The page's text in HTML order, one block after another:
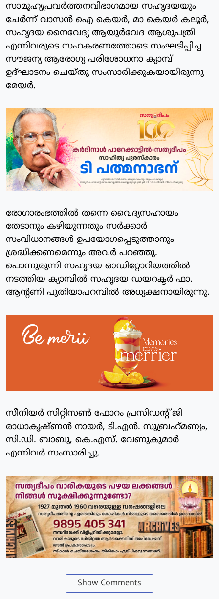
സാമൂഹ്യപ്രവർത്തനവിഭാഗമായ സഹൃദയയും
ചേർന്ന് വാസൻ ഐ കെയർ, മാ കെയർ കലൂർ,
സഹൃദയ നൈവേദ്യ ആയുർവേദ ആശുപത്രി
എന്നിവരുടെ സഹകരണത്തോടെ സംഘടിപ്പിച്ച
സൗജന്യ ആരോഗ്യ പരിശോധനാ ക്യാമ്പ്
ഉദ്ഘാടനം ചെയ്തു സംസാരിക്കുകയായിരുന്നു
മേയർ.
രോഗാരംഭത്തിൽ തന്നെ വൈദ്യസഹായം
തേടാനും കഴിയുന്നതും സർക്കാർ
സംവിധാനങ്ങൾ ഉപയോഗപ്പെടുത്താനും
ശ്രദ്ധിക്കണമെന്നും അവർ പറഞ്ഞു.
പൊന്നുരുന്നി സഹൃദയ ഓഡിറ്റോറിയത്തിൽ
നടത്തിയ ക്യാമ്പിൽ സഹൃദയ ഡയറക്ടർ ഫാ.
ആൻ്റണി പുതിയാപറമ്പിൽ അധ്യക്ഷനായിരുന്നു.
സീനിയർ സിറ്റിസൺ ഫോറം പ്രസിഡൻ്റ് ജി
രാധാകൃഷ്ണൻ നായർ, ടി.എൻ. സുബ്രഹ്‌മണ്യം,
സി.ഡി. ബാബു, കെ.എസ്. വേണുകുമാർ
എന്നിവർ സംസാരിച്ചു.
Show Comments